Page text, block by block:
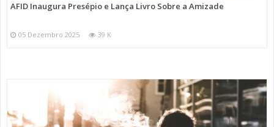
AFID Inaugura Presépio e Lança Livro Sobre a Amizade
05 Dezembro 2025 39 K